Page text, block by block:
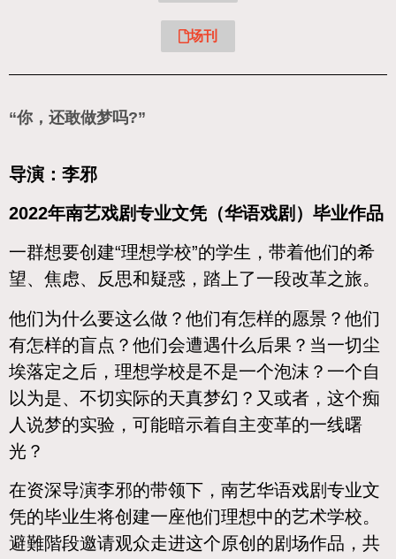
场刊
“你，还敢做梦吗?”
导演：李邪
2022年南艺戏剧专业文凭（华语戏剧）毕业作品
一群想要创建“理想学校”的学生，带着他们的希
望、焦虑、反思和疑惑，踏上了一段改革之旅。
他们为什么要这么做？他们有怎样的愿景？他们
有怎样的盲点？他们会遭遇什么后果？当一切尘
埃落定之后，理想学校是不是一个泡沫？一个自
以为是、不切实际的天真梦幻？又或者，这个痴
人说梦的实验，可能暗示着自主变革的一线曙
光？
在资深导演李邪的带领下，南艺华语戏剧专业文
凭的毕业生将创建一座他们理想中的艺术学校。
避難階段邀请观众走进这个原创的剧场作品，共